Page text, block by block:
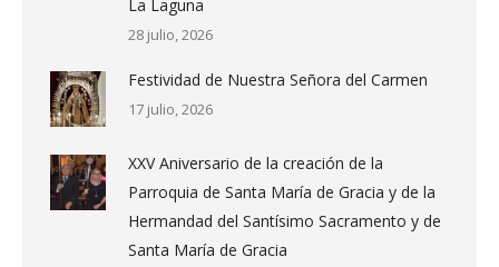
La Laguna
28 julio, 2026
Festividad de Nuestra Señora del Carmen
17 julio, 2026
XXV Aniversario de la creación de la
Parroquia de Santa María de Gracia y de la
Hermandad del Santísimo Sacramento y de
Santa María de Gracia